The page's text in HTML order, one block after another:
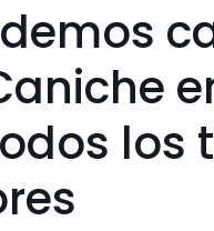
los